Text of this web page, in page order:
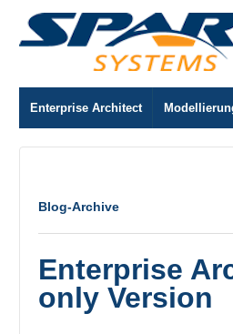
Enterprise Architect
Blog-Archive
Enterprise
only Version